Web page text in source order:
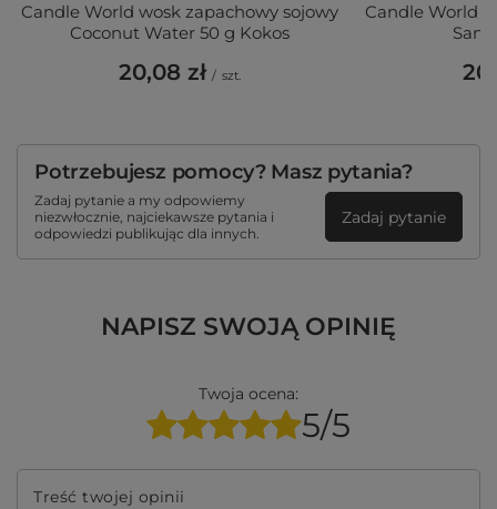
Candle World wosk zapachowy sojowy
Coconut Water 50 g Kokos
20,08 zł / szt.
Candle World
Potrzebujesz pomocy? Masz pytania?
Zadaj pytanie a my odpowiemy
niezwłocznie, najciekawsze pytania i
odpowiedzi publikując dla innych.
Zadaj pytanie
NAPISZ SWOJĄ OPINIĘ
Twoja ocena:
5/5
Treść twojej opinii